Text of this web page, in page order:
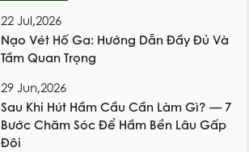
22 Jul,2026
Nạo Vét Hố Ga: Hướng Dẫn Đầy Đủ Và
Tầm Quan Trọng
29 Jun,2026
Sau Khi Hút Hầm Cầu Cần Làm Gì? — 7
Bước Chăm Sóc Để Hầm Bền Lâu Gấp
Đôi